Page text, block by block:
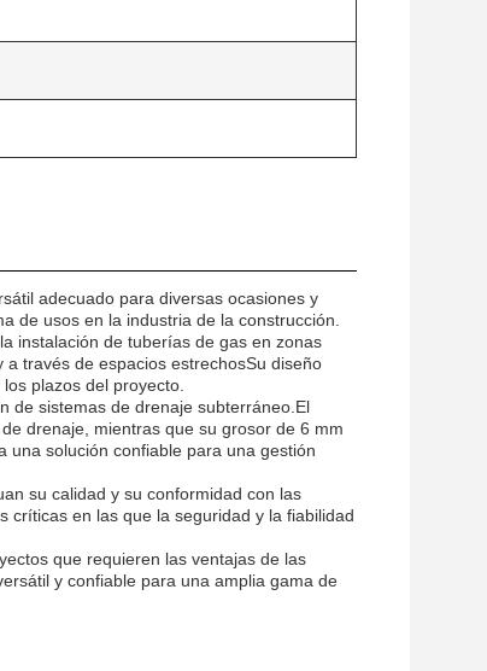
adecuado para diversas ocasiones y
de usos en la industria de la construcción.
instalación de tuberías de gas en zonas
través de espacios estrechosSu diseño
plazos del proyecto.
de sistemas de drenaje subterráneo.El
drenaje, mientras que su grosor de 6 mm
una solución confiable para una gestión
su calidad y su conformidad con las
críticas en las que la seguridad y la fiabilidad
que requieren las ventajas de las
y confiable para una amplia gama de